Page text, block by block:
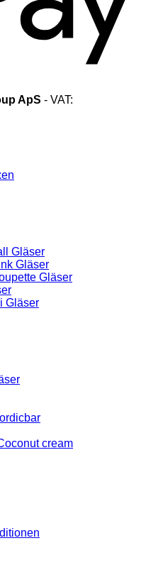
ApS - VAT:
Gläser
Gläser
Gläser
Gläser
cream